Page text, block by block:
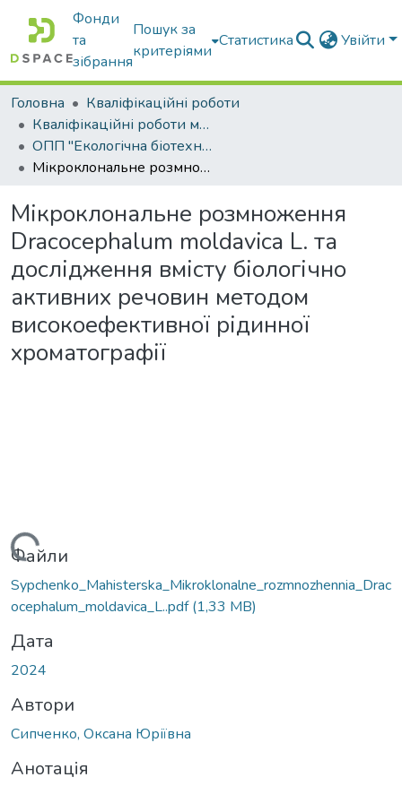
Фонди
та
зібрання
Пошук за
критеріями
Статистика Увійти
Головна
Кваліфікаційні роботи
Кваліфікаційні роботи магістрів
ОПП "Екологічна біотехнологія та біоенергетика"
Мікроклональне розмноження Dracocephalum moldavica L. та дослідження вмісту біологічно активних речовин методом високоефективної рідинної хроматографії
Мікроклональне розмноження
Dracocephalum moldavica L. та
дослідження вмісту біологічно
активних речовин методом
високоефективної рідинної
хроматографії
Файли
Sypchenko_Mahisterska_Mikroklonalne_rozmnozhennia_Drac
ocephalum_moldavica_L..pdf(1,33 MB)
Дата
2024
Автори
Сипченко, Оксана Юріївна
Анотація